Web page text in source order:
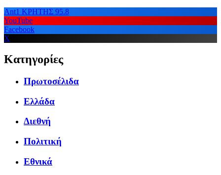
Ant1 ΚΡΗΤΗΣ 95.8
YouTube
Facebook
X
Κατηγορίες
Πρωτοσέλιδα
Ελλάδα
Διεθνή
Πολιτική
Εθνικά